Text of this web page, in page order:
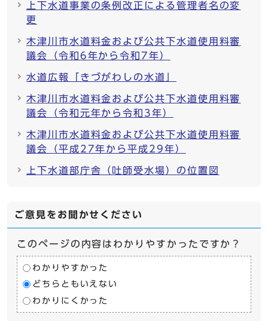
上下水道事業の条例改正による管理者名の変
更
木津川市水道料金および公共下水道使用料審
議会（令和6年から令和7年）
水道広報「きづがわしの水道」
木津川市水道料金および公共下水道使用料審
議会（令和元年から令和3年）
木津川市水道料金および公共下水道使用料審
議会（平成27年から平成29年）
上下水道部庁舎（吐師受水場）の位置図
ご意見をお聞かせください
このページの内容はわかりやすかったですか？
わかりやすかった
どちらともいえない
わかりにくかった